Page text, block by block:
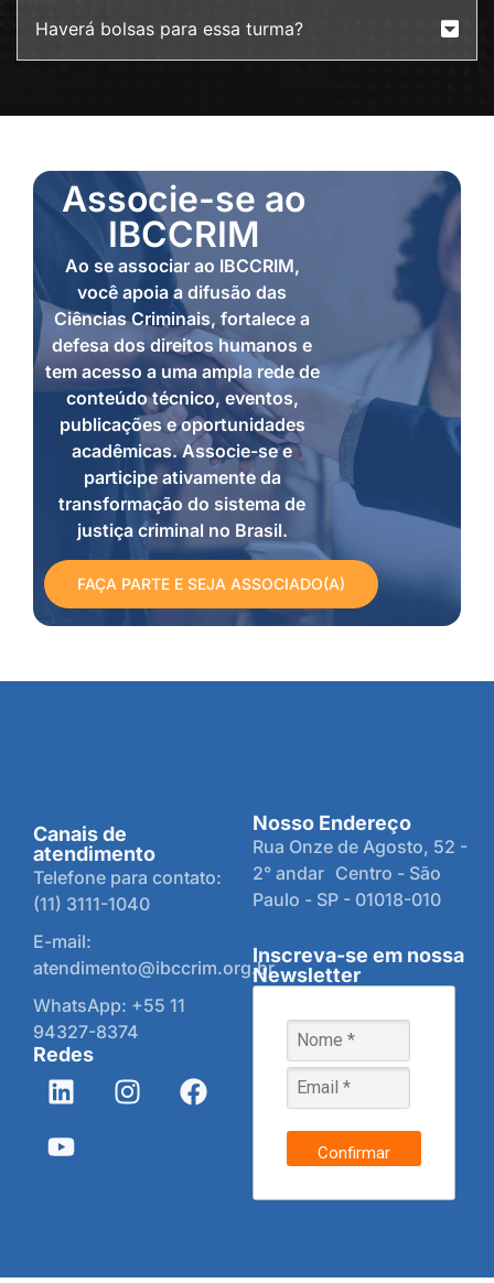
Haverá bolsas para essa turma?
Associe-se ao
IBCCRIM
Ao se associar ao IBCCRIM,
você apoia a difusão das
Ciências Criminais, fortalece a
defesa dos direitos humanos e
tem acesso a uma ampla rede de
conteúdo técnico, eventos,
publicações e oportunidades
acadêmicas. Associe-se e
participe ativamente da
transformação do sistema de
justiça criminal no Brasil.
FAÇA PARTE E SEJA ASSOCIADO(A)
Canais de
atendimento
Telefone para contato:
(11) 3111-1040
E-mail:
atendimento@ibccrim.org.br
WhatsApp: +55 11
94327-8374
Redes
Nosso Endereço
Rua Onze de Agosto, 52 -
2° andar Centro - São
Paulo - SP - 01018-010
Inscreva-se em nossa
Newsletter
Confirmar